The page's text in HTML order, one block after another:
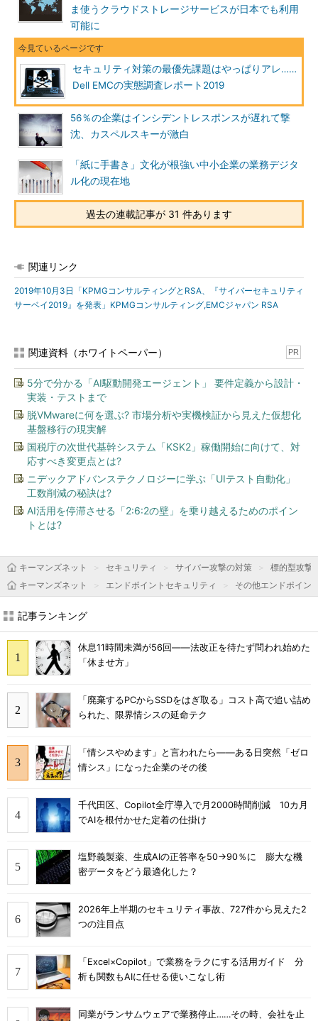
ま使うクラウドストレージサービスが日本でも利用
可能に
セキュリティ対策の最優先課題はやっぱりアレ……
Dell EMCの実態調査レポート2019
56％の企業はインシデントレスポンスが遅れて撃
沈、カスペルスキーが激白
「紙に手書き」文化が根強い中小企業の業務デジタ
ル化の現在地
過去の連載記事が 31 件あります
関連リンク
2019年10月3日「KPMGコンサルティングとRSA、『サイバーセキュリティ
サーベイ2019』を発表」KPMGコンサルティング,EMCジャパン RSA
関連資料（ホワイトペーパー） PR
5分で分かる「AI駆動開発エージェント」 要件定義から設計・
実装・テストまで
脱VMwareに何を選ぶ? 市場分析や実機検証から見えた仮想化
基盤移行の現実解
国税庁の次世代基幹システム「KSK2」稼働開始に向けて、対
応すべき変更点とは?
ニデックアドバンステクノロジーに学ぶ「UIテスト自動化」
工数削減の秘訣は?
AI活用を停滞させる「2:6:2の壁」を乗り越えるためのポイン
トとは?
キーマンズネット セキュリティ サイバー攻撃の対策
標的型攻撃
キーマンズネット
エンドポイントセキュリティ その他エンドポイン
記事ランキング
休息11時間未満が56回――法改正を待たず問われ始めた
「休ませ方」
「廃棄するPCからSSDをはぎ取る」コスト高で追い詰め
られた、限界情シスの延命テク
「情シスやめます」と言われたら――ある日突然「ゼロ
情シス」になった企業のその後
千代田区、Copilot全庁導入で月2000時間削減 10カ月
でAIを根付かせた定着の仕掛け
塩野義製薬、生成AIの正答率を50→90％に 膨大な機
密データをどう最適化した？
2026年上半期のセキュリティ事故、727件から見えた2
つの注目点
「Excel×Copilot」で業務をラクにする活用ガイド 分
析も関数もAIに任せる使いこなし術
同業がランサムウェアで業務停止……その時、会社を止